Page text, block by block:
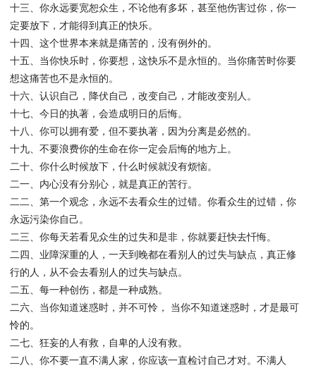
十三、你永远要宽恕众生，不论他有多坏，甚至他伤害过你，你一
定要放下，才能得到真正的快乐。
十四、这个世界本来就是痛苦的，没有例外的。
十五、当你快乐时，你要想，这快乐不是永恒的。当你痛苦时你要
想这痛苦也不是永恒的。
十六、认识自己，降伏自己，改变自己，才能改变别人。
十七、今日的执著，会造成明日的后悔。
十八、你可以拥有爱，但不要执著，因为分离是必然的。
十九、不要浪费你的生命在你一定会后悔的地方上。
二十、你什么时候放下，什么时候就没有烦恼。
二一、内心没有分别心，就是真正的苦行。
二二、第一个观念，永远不去看众生的过错。你看众生的过错，你
永远污染你自己。
二三、你每天若看见众生的过失和是非，你就要赶快去忏悔。
二四、业障深重的人，一天到晚都在看别人的过失与缺点，真正修
行的人，从不会去看别人的过失与缺点。
二五、每一种创伤，都是一种成熟。
二六、当你知道迷惑时，并不可怜， 当你不知道迷惑时，才是最可
怜的。
二七、狂妄的人有救，自卑的人没有救。
二八、你不要一直不满人家，你应该一直检讨自己才对。不满人